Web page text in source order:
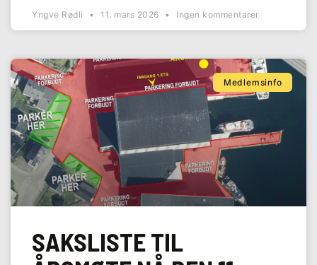
Yngve Rødli 11. mars 2026 Ingen kommentarer
Medlemsinfo
SAKSLISTE TIL